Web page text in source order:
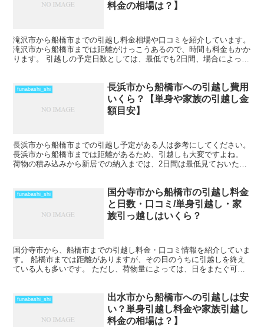
料金の相場は？】
滝沢市から船橋市までの引越し料金相場や口コミを紹介しています。
滝沢市から船橋市までは距離がけっこうあるので、時間も料金もかか
ります。 引越しの予定日数としては、最低でも2日間、場合によって
funabashi_shi
長浜市から船橋市への引越し費用
いくら？【単身や家族の引越し金
額目安】
長浜市から船橋市までの引越し予定がある人は参考にしてください。
長浜市から船橋市までは距離があるため、引越しも大変ですよね。
荷物の積み込みから新居での納入までは、2日間は最低見ておいた方
funabashi_shi
国分寺市から船橋市の引越し料金
と日数・口コミ/単身引越し・家
族引っ越しはいくら？
国分寺市から、船橋市までの引越し料金・口コミ情報を紹介していま
す。 船橋市までは距離がありますが、その日のうちに引越しを終え
ている人も多いです。 ただし、荷物量によっては、日をまたぐ可能
funabashi_shi
出水市から船橋市への引越しは安
い？単身引越し料金や家族引越し
料金の相場は？】